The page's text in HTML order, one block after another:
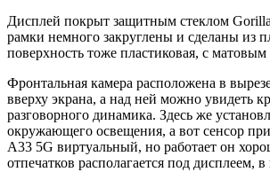
Дисплей покрыт защитным стеклом
рамки немного закруглены и сделаны из
поверхность тоже пластиковая, с
Фронтальная камера расположена в
вверху экрана, а над ней можно увидеть
разговорного динамика. Здесь же
окружающего освещения, а вот сенсор
A33 5G виртуальный, но работает он
отпечатков располагается под дисплеем,